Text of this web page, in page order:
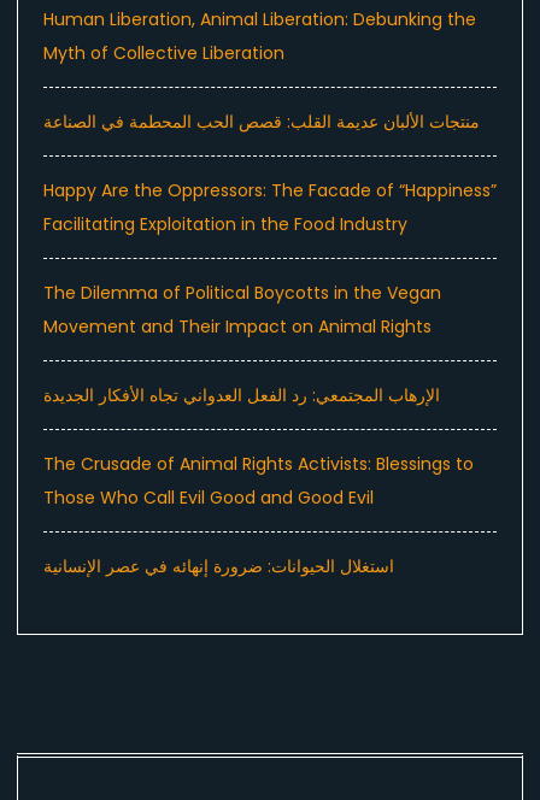
Human Liberation, Animal Liberation: Debunking the
Myth of Collective Liberation
منتجات الألبان عديمة القلب: قصص الحب المحطمة في الصناعة
Happy Are the Oppressors: The Facade of “Happiness”
Facilitating Exploitation in the Food Industry
The Dilemma of Political Boycotts in the Vegan
Movement and Their Impact on Animal Rights
الإرهاب المجتمعي: رد الفعل العدواني تجاه الأفكار الجديدة
The Crusade of Animal Rights Activists: Blessings to
Those Who Call Evil Good and Good Evil
استغلال الحيوانات: ضرورة إنهائه في عصر الإنسانية